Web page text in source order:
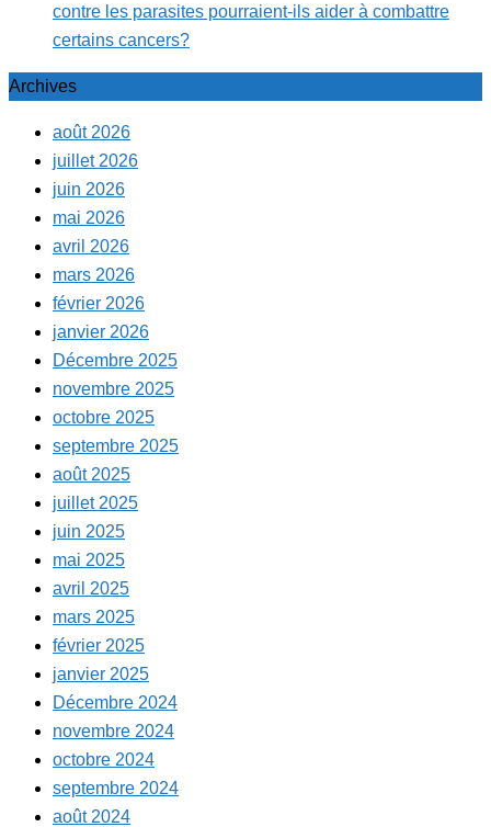
contre les parasites pourraient-ils aider à combattre
certains cancers?
Archives
août 2026
juillet 2026
juin 2026
mai 2026
avril 2026
mars 2026
février 2026
janvier 2026
Décembre 2025
novembre 2025
octobre 2025
septembre 2025
août 2025
juillet 2025
juin 2025
mai 2025
avril 2025
mars 2025
février 2025
janvier 2025
Décembre 2024
novembre 2024
octobre 2024
septembre 2024
août 2024